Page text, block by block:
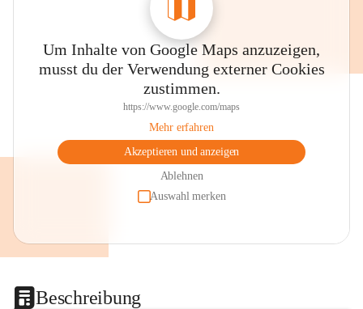
Um Inhalte von Google Maps anzuzeigen,
musst du der Verwendung externer Cookies
zustimmen.
https://www.google.com/maps
Mehr erfahren
Akzeptieren und anzeigen
Ablehnen
Auswahl merken
Beschreibung